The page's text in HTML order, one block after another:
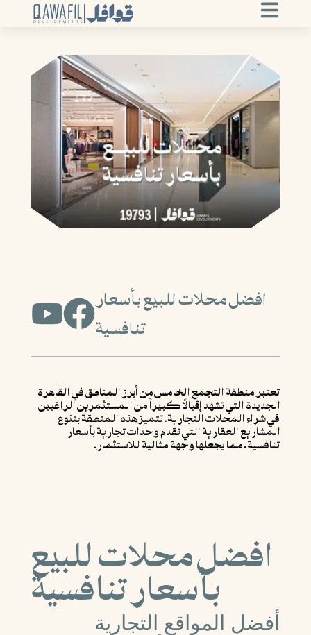
افضل محلات للبيع بأسعار
تنافسية
تعتبر منطقة التجمع الخامس من أبرز المناطق في القاهرة
الجديدة التي تشهد إقبالاً كبيراً من المستثمرين الراغبين
في شراء المحلات التجارية. تتميز هذه المنطقة بتنوع
المشاريع العقارية التي تقدم وحدات تجارية بأسعار
تنافسية، مما يجعلها وجهة مثالية للاستثمار.
افضل محلات للبيع
بأسعار تنافسية
أفضل المواقع التجارية